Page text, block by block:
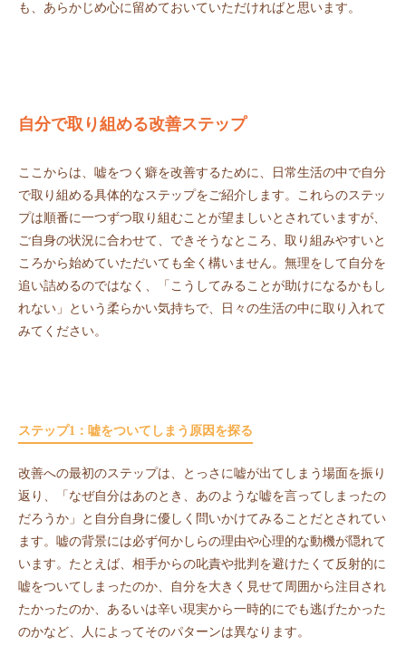
も、あらかじめ心に留めておいていただければと思います。
自分で取り組める改善ステップ
ここからは、嘘をつく癖を改善するために、日常生活の中で自分
で取り組める具体的なステップをご紹介します。これらのステッ
プは順番に一つずつ取り組むことが望ましいとされていますが、
ご自身の状況に合わせて、できそうなところ、取り組みやすいと
ころから始めていただいても全く構いません。無理をして自分を
追い詰めるのではなく、「こうしてみることが助けになるかもし
れない」という柔らかい気持ちで、日々の生活の中に取り入れて
みてください。
ステップ1：嘘をついてしまう原因を探る
改善への最初のステップは、とっさに嘘が出てしまう場面を振り
返り、「なぜ自分はあのとき、あのような嘘を言ってしまったの
だろうか」と自分自身に優しく問いかけてみることだとされてい
ます。嘘の背景には必ず何かしらの理由や心理的な動機が隠れて
います。たとえば、相手からの叱責や批判を避けたくて反射的に
嘘をついてしまったのか、自分を大きく見せて周囲から注目され
たかったのか、あるいは辛い現実から一時的にでも逃げたかった
のかなど、人によってそのパターンは異なります。